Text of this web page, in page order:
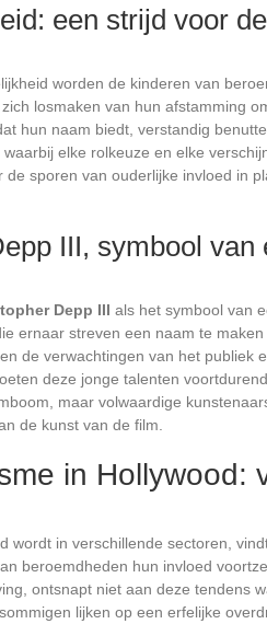
een strijd voor
worden de kinderen van
losmaken van hun afstamming
hun naam biedt, verstandig
elke rolkeuze en elke
sporen van ouderlijke invloed in
III, symbool van
Depp III als het symbool van
ernaar streven een naam te
de verwachtingen van het publiek
deze jonge talenten
maar volwaardige
de kunst van de film.
in Hollywood:
wordt in verschillende sectoren,
beroemdheden hun invloed
ontsnapt niet aan deze tendens
lijken op een erfelijke